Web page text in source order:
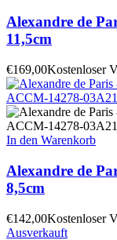
Alexandre de
11,5cm
€169,00Kostenloser
In den Warenkorb
Alexandre de
8,5cm
€142,00Kostenloser
Ausverkauft